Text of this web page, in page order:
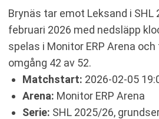
Brynäs tar emot Leksand i SHL
februari 2026 med nedsläpp
spelas i Monitor ERP Arena
omgång 42 av 52.
Matchstart: 2026-02-05
Arena: Monitor ERP Arena
Serie: SHL 2025/26,